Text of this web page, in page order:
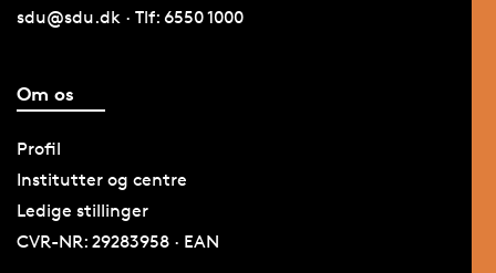
sdu@sdu.dk · Tlf: 6550 1000
Om os
Profil
Institutter og centre
Ledige stillinger
CVR-NR: 29283958 · EAN